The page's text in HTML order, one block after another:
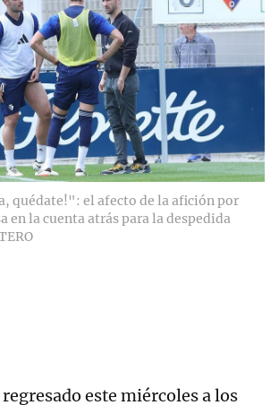
quédate!": el afecto de la afición por
en la cuenta atrás para la despedida
este miércoles a los